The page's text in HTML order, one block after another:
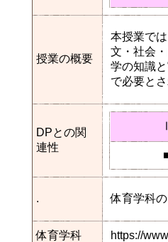
授業の概要
本授業で
文・社会
学の知識
で必要と
DPとの関
連性
Ⅰ
. 体育学科
体育学科 https://